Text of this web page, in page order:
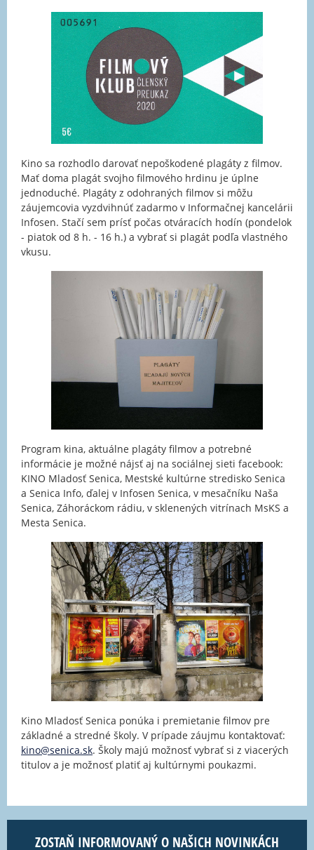
Kino sa rozhodlo darovať nepoškodené plagáty z filmov.
Mať doma plagát svojho filmového hrdinu je úplne
jednoduché. Plagáty z odohraných filmov si môžu
záujemcovia vyzdvihnúť zadarmo v Informačnej kancelárii
Infosen. Stačí sem prísť počas otváracích hodín (pondelok
- piatok od 8 h. - 16 h.) a vybrať si plagát podľa vlastného
vkusu.
Program kina, aktuálne plagáty filmov a potrebné
informácie je možné nájsť aj na sociálnej sieti facebook:
KINO Mladosť Senica, Mestské kultúrne stredisko Senica
a Senica Info, ďalej v Infosen Senica, v mesačníku Naša
Senica, Záhoráckom rádiu, v sklenených vitrínach MsKS a
Mesta Senica.
Kino Mladosť Senica ponúka i premietanie filmov pre
základné a stredné školy. V prípade záujmu kontaktovať:
kino@senica.sk. Školy majú možnosť vybrať si z viacerých
titulov a je možnosť platiť aj kultúrnymi poukazmi.
ZOSTAŇ INFORMOVANÝ O NAŠICH NOVINKÁCH